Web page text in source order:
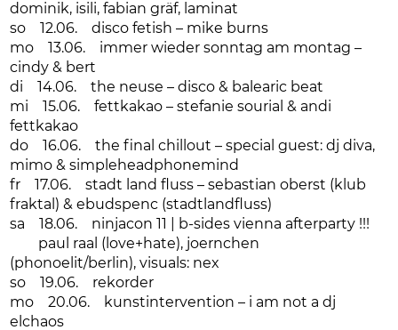
dominik, isili, fabian gräf, laminat
so 12.06. disco fetish – mike burns
mo 13.06. immer wieder sonntag am montag –
cindy & bert
di 14.06. the neuse – disco & balearic beat
mi 15.06. fettkakao – stefanie sourial & andi
fettkakao
do 16.06. the final chillout – special guest: dj diva,
mimo & simpleheadphonemind
fr 17.06. stadt land fluss – sebastian oberst (klub
fraktal) & ebudspenc (stadtlandfluss)
sa 18.06. ninjacon 11 | b-sides vienna afterparty !!!
paul raal (love+hate), joernchen
(phonoelit/berlin), visuals: nex
so 19.06. rekorder
mo 20.06. kunstintervention – i am not a dj
elchaos